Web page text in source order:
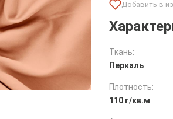
Ткань:
Перкаль
Плотность:
110 г/кв.м